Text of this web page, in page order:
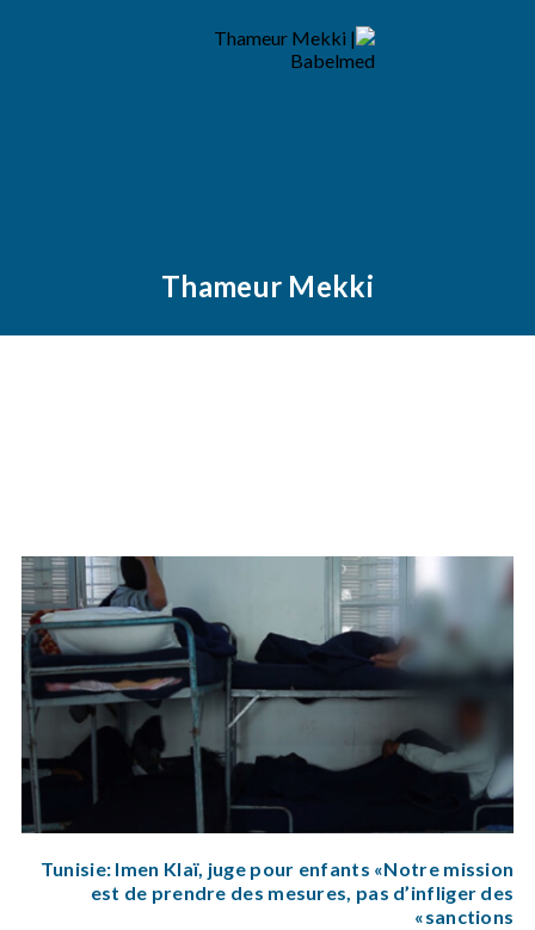
Thameur Mekki
Tunisie: Imen Klaï, juge pour enfants «Notre mission
est de prendre des mesures, pas d’infliger des
sanctions»